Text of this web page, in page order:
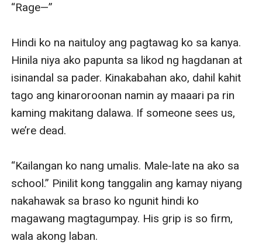
“Rage—”
Hindi ko na naituloy ang pagtawag ko sa kanya.
Hinila niya ako papunta sa likod ng hagdanan at
isinandal sa pader. Kinakabahan ako, dahil kahit
tago ang kinaroroonan namin ay maaari pa rin
kaming makitang dalawa. If someone sees us,
we’re dead.
“Kailangan ko nang umalis. Male-late na ako sa
school.” Pinilit kong tanggalin ang kamay niyang
nakahawak sa braso ko ngunit hindi ko
magawang magtagumpay. His grip is so firm,
wala akong laban.